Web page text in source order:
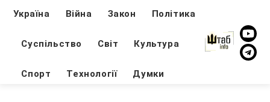
Україна Війна Закон Політика
Суспільство Світ Культура
Спорт Технології Думки